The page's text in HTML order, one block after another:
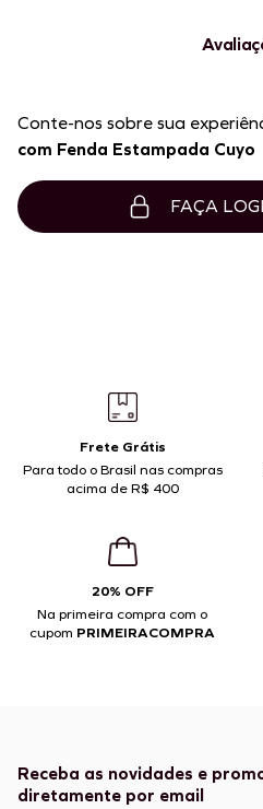
Conte-nos sobre sua
com Fenda Estampada Cuyo
FAÇA
Frete Grátis
Para todo o Brasil nas compras
acima de R$ 400
20% OFF
Na primeira compra com o
cupom PRIMEIRACOMPRA
Receba as novidades e
diretamente por email